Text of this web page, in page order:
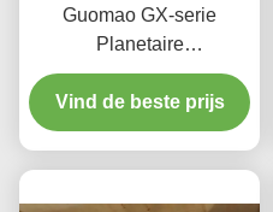
Guomao GX-serie
Planetaire
versnellingsreducer.
Vind de beste prijs